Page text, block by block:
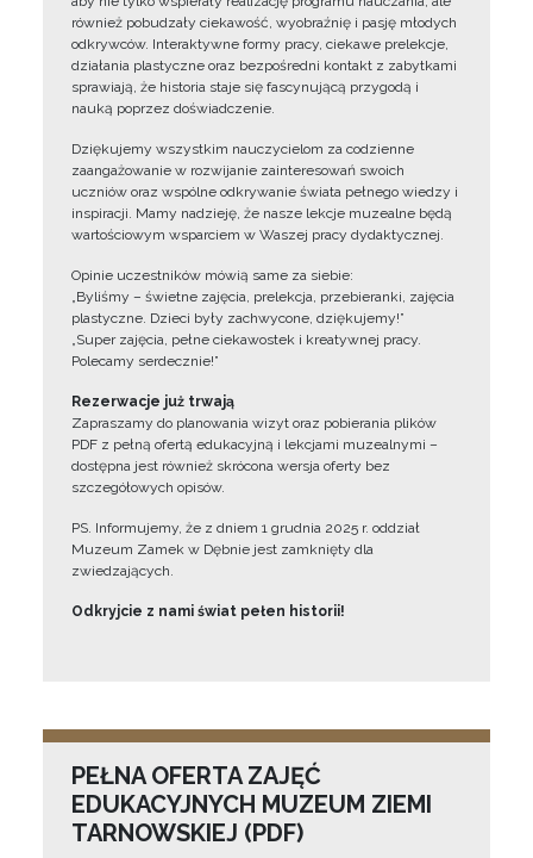
również pobudzały ciekawość, wyobraźnię i pasję młodych
odkrywców. Interaktywne formy pracy, ciekawe prelekcje,
działania plastyczne oraz bezpośredni kontakt z zabytkami
sprawiają, że historia staje się fascynującą przygodą i
nauką poprzez doświadczenie.
Dziękujemy wszystkim nauczycielom za codzienne
zaangażowanie w rozwijanie zainteresowań swoich
uczniów oraz wspólne odkrywanie świata pełnego wiedzy i
inspiracji. Mamy nadzieję, że nasze lekcje muzealne będą
wartościowym wsparciem w Waszej pracy dydaktycznej.
Opinie uczestników mówią same za siebie:
„Byliśmy – świetne zajęcia, prelekcja, przebieranki, zajęcia
plastyczne. Dzieci były zachwycone, dziękujemy!”
„Super zajęcia, pełne ciekawostek i kreatywnej pracy.
Polecamy serdecznie!”
Rezerwacje już trwają
Zapraszamy do planowania wizyt oraz pobierania plików
PDF z pełną ofertą edukacyjną i lekcjami muzealnymi –
dostępna jest również skrócona wersja oferty bez
szczegółowych opisów.
PS. Informujemy, że z dniem 1 grudnia 2025 r. oddział
Muzeum Zamek w Dębnie jest zamknięty dla
zwiedzających.
Odkryjcie z nami świat pełen historii!
PEŁNA OFERTA ZAJĘĆ
EDUKACYJNYCH MUZEUM ZIEMI
TARNOWSKIEJ (PDF)